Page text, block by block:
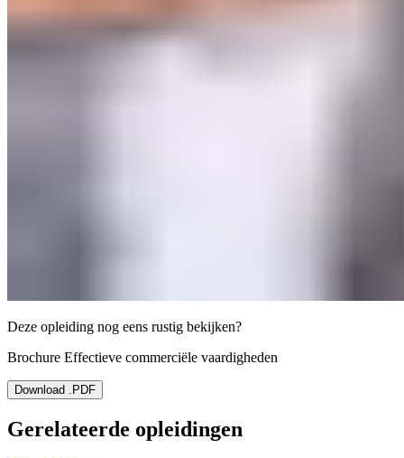
Deze opleiding nog eens rustig bekijken?
Brochure Effectieve commerciële vaardigheden
Download .PDF
Gerelateerde opleidingen